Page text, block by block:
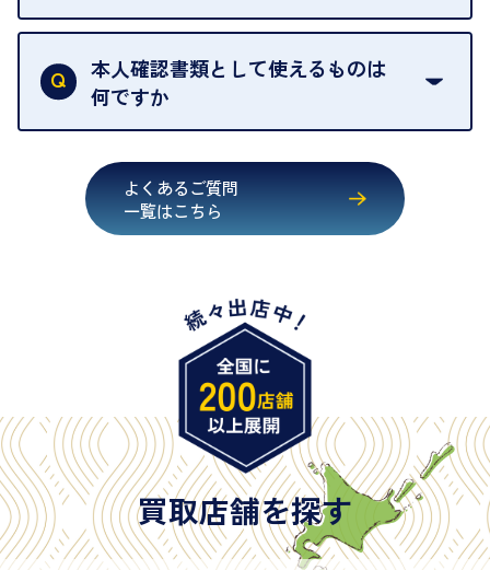
買取店は古物営業法により、お客様のご本人確認を
行うことが義務付けられています。安心してお取引
いただくためにも、ご協力をお願いいたします。
本人確認書類として使えるものは
何ですか
・健康保険証確認書
・マイナンバーカード
・在留カード
・旧パスポート
※原則として「公的機関が発行し、氏名、住所、生
年月日が記載されているもの
※日本国政府発行のもの
※2020年2月4日以降に申請された新型パスポートに
は「所持人記入欄（住所記載欄）」が存在しないた
め、単体では古物営業法上の本人確認書類として認
められない（住所確認ができないため）。補助書類
よくあるご質問
一覧はこちら
買取店舗を探す